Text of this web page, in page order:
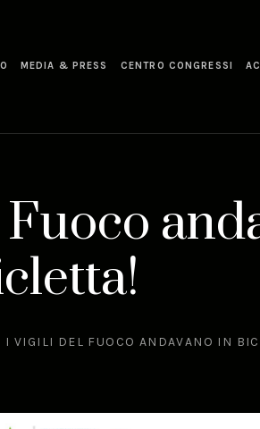
MEDIA & PRESS CENTRO CONGRESSI
I VIGILI DEL FUOCO ANDAVANO IN